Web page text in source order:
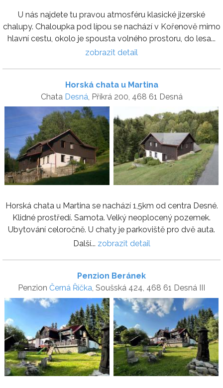
U nás najdete tu pravou atmosféru klasické jizerské
chalupy. Chaloupka pod lípou se nachází v Kořenově mimo
hlavní cestu, okolo je spousta volného prostoru, do lesa...
zobrazit detail
Horská chata u Martina
Chata Desná, Příkrá 200, 468 61 Desná
Horská chata u Martina se nachází 1,5km od centra Desné.
Klidné prostředí. Samota. Velký neoplocený pozemek.
Ubytování celoročně. U chaty je parkoviště pro dvě auta.
Další... zobrazit detail
Penzion Beránek
Penzion Černá Říčka, Soušská 424, 468 61 Desná III